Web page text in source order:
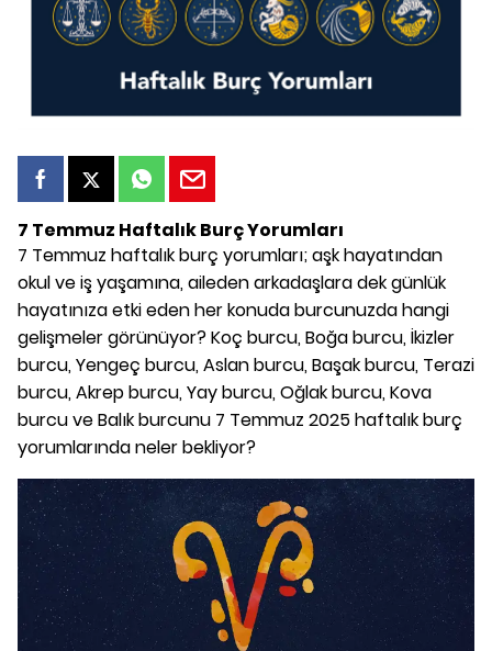
7 Temmuz Haftalık Burç Yorumları
7 Temmuz haftalık burç yorumları; aşk hayatından
okul ve iş yaşamına, aileden arkadaşlara dek günlük
hayatınıza etki eden her konuda burcunuzda hangi
gelişmeler görünüyor? Koç burcu, Boğa burcu, İkizler
burcu, Yengeç burcu, Aslan burcu, Başak burcu, Terazi
burcu, Akrep burcu, Yay burcu, Oğlak burcu, Kova
burcu ve Balık burcunu 7 Temmuz 2025 haftalık burç
yorumlarında neler bekliyor?